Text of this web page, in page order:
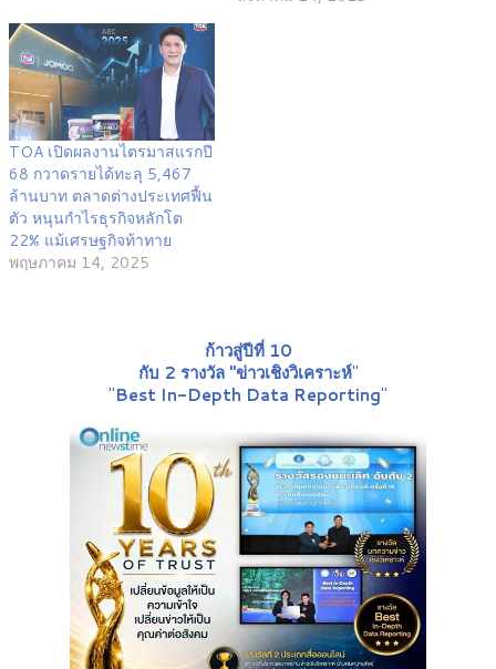
TOA เปิดผลงานไตรมาสแรกปี
68 กวาดรายได้ทะลุ 5,467
ล้านบาท ตลาดต่างประเทศฟื้น
ตัว หนุนกำไรธุรกิจหลักโต
22% แม้เศรษฐกิจท้าทาย
พฤษภาคม 14, 2025
ก้าวสู่ปีที่ 10
กับ 2 รางวัล "ข่าวเชิงวิเคราะห์"
"Best In-Depth Data Reporting"